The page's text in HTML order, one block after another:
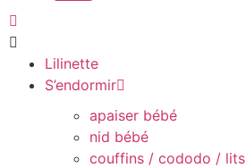
Lilinette
S’endormir
apaiser bébé
nid bébé
couffins / cododo / lits